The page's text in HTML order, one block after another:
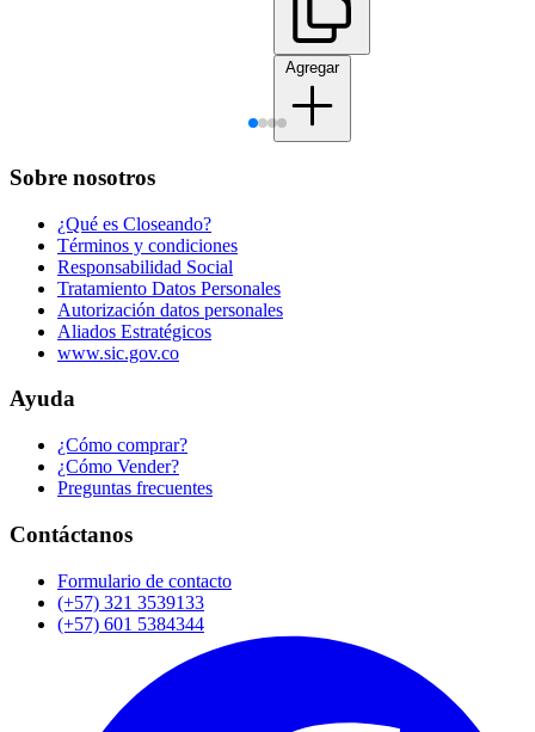
Agregar
Sobre nosotros
¿Qué es Closeando?
Términos y condiciones
Responsabilidad Social
Tratamiento Datos Personales
Autorización datos personales
Aliados Estratégicos
www.sic.gov.co
Ayuda
¿Cómo comprar?
¿Cómo Vender?
Preguntas frecuentes
Contáctanos
Formulario de contacto
(+57) 321 3539133
(+57) 601 5384344